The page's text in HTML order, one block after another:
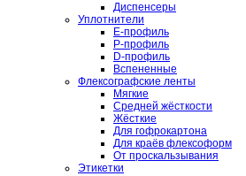
Диспенсеры
Уплотнители
E-профиль
P-профиль
D-профиль
Вспененные
Флексографские ленты
Мягкие
Средней жёсткости
Жёсткие
Для гофрокартона
Для краёв флексоформ
От проскальзывания
Этикетки